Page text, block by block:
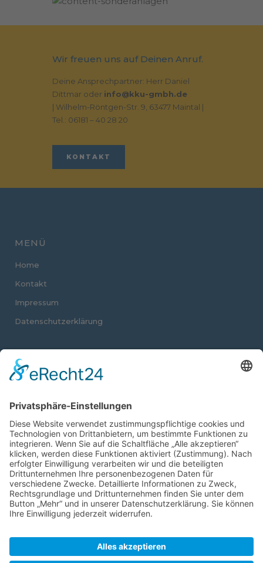
Wir freuen uns auf Deinen Anruf.
Deine Ansprechpartner: Herr Daniel
Dittmar oder info@kku-gmbh.de
| Wilhelm-Röntgen-Str. 9, 63477 Maintal |
Tel.: 06181 – 40 28 20
KONTAKT
MENÜ
Home
Kontakt
Impressum
Datenschutzerklärung
ANSCHRIFT
63477 Maintal
Deutschland
KONTAKT
Telefon: 06181 – 40282 – 0
Fax: 06181 – 46069
E-Mail: info@kkumaintal.de